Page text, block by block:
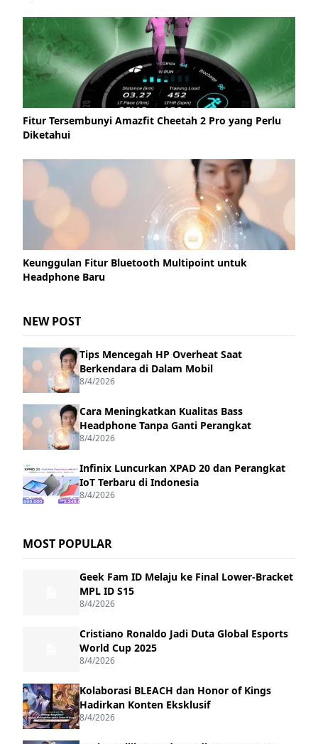
Fitur Tersembunyi Amazfit Cheetah 2 Pro yang Perlu
Diketahui
Keunggulan Fitur Bluetooth Multipoint untuk
Headphone Baru
NEW POST
Tips Mencegah HP Overheat Saat
Berkendara di Dalam Mobil
8/4/2026
Cara Meningkatkan Kualitas Bass
Headphone Tanpa Ganti Perangkat
8/4/2026
Infinix Luncurkan XPAD 20 dan Perangkat
IoT Terbaru di Indonesia
8/4/2026
MOST POPULAR
Geek Fam ID Melaju ke Final Lower-Bracket
MPL ID S15
8/4/2026
Cristiano Ronaldo Jadi Duta Global Esports
World Cup 2025
8/4/2026
Kolaborasi BLEACH dan Honor of Kings
Hadirkan Konten Eksklusif
8/4/2026